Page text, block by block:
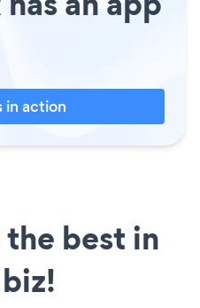
in action
best in